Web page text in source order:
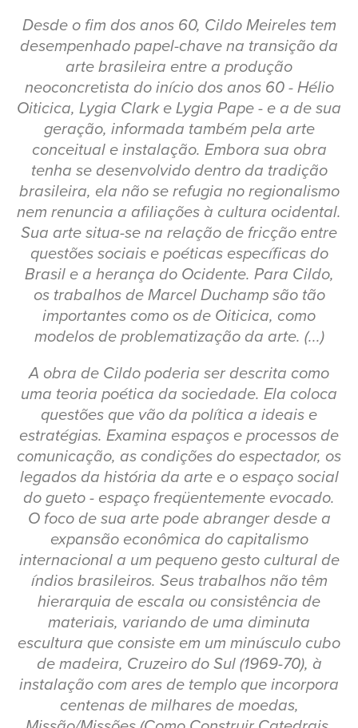
Desde o fim dos anos 60, Cildo Meireles tem
desempenhado papel-chave na transição da
arte brasileira entre a produção
neoconcretista do início dos anos 60 - Hélio
Oiticica, Lygia Clark e Lygia Pape - e a de sua
geração, informada também pela arte
conceitual e instalação. Embora sua obra
tenha se desenvolvido dentro da tradição
brasileira, ela não se refugia no regionalismo
nem renuncia a afiliações à cultura ocidental.
Sua arte situa-se na relação de fricção entre
questões sociais e poéticas específicas do
Brasil e a herança do Ocidente. Para Cildo,
os trabalhos de Marcel Duchamp são tão
importantes como os de Oiticica, como
modelos de problematização da arte. (...)
A obra de Cildo poderia ser descrita como
uma teoria poética da sociedade. Ela coloca
questões que vão da política a ideais e
estratégias. Examina espaços e processos de
comunicação, as condições do espectador, os
legados da história da arte e o espaço social
do gueto - espaço freqüentemente evocado.
O foco de sua arte pode abranger desde a
expansão econômica do capitalismo
internacional a um pequeno gesto cultural de
índios brasileiros. Seus trabalhos não têm
hierarquia de escala ou consistência de
materiais, variando de uma diminuta
escultura que consiste em um minúsculo cubo
de madeira, Cruzeiro do Sul (1969-70), à
instalação com ares de templo que incorpora
centenas de milhares de moedas,